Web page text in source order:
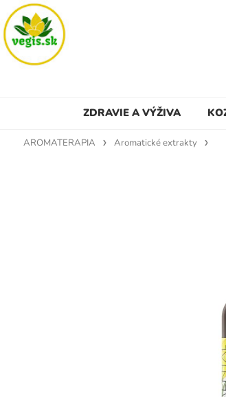
ZDRAVIE A VÝŽIVA
AROMATERAPIA Aromatické extrakty